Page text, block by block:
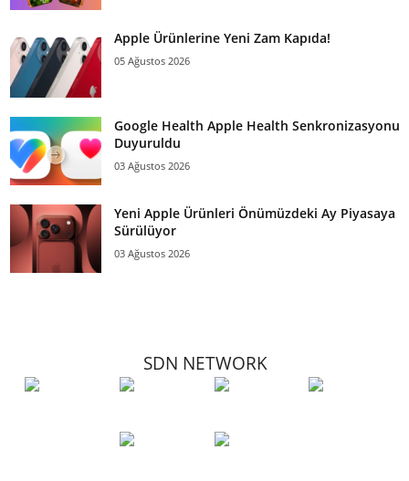
Apple Ürünlerine Yeni Zam Kapıda!
05 Ağustos 2026
Google Health Apple Health Senkronizasyonu
Duyuruldu
03 Ağustos 2026
Yeni Apple Ürünleri Önümüzdeki Ay Piyasaya
Sürülüyor
03 Ağustos 2026
SDN NETWORK